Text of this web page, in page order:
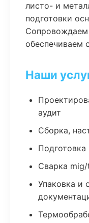
листо- и
подготовки
Сопровождаем
обеспечиваем
Наши
аудит
Сборка,
Подготовка
Сварка
Упаковка и